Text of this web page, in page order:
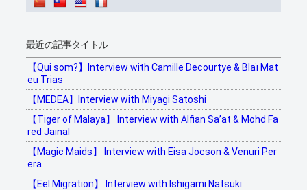
最近の記事タイトル
【Qui som?】Interview with Camille Decourtye & Blaï Mat
eu Trias
【MEDEA】Interview with Miyagi Satoshi
【Tiger of Malaya】 Interview with Alfian Sa’at & Mohd Fa
red Jainal
【Magic Maids】 Interview with Eisa Jocson & Venuri Per
era
【Eel Migration】 Interview with Ishigami Natsuki